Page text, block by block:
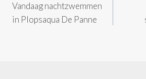
navigatie
Vandaag nachtzwemmen
in Plopsaqua De Panne